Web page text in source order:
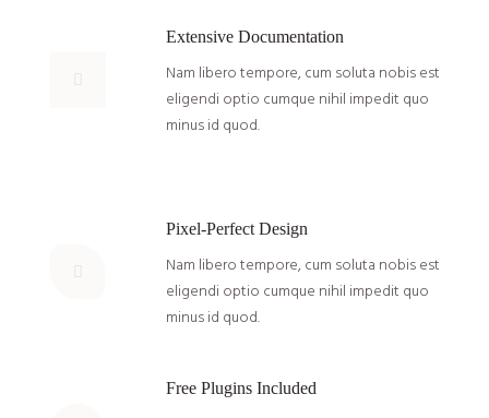
Extensive Documentation
Nam libero tempore, cum soluta nobis est
eligendi optio cumque nihil impedit quo
minus id quod.
Pixel-Perfect Design
Nam libero tempore, cum soluta nobis est
eligendi optio cumque nihil impedit quo
minus id quod.
Free Plugins Included